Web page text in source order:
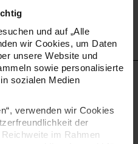
und auf „Alle
wir Cookies, um Daten
unsere Website und
sowie personalisierte
sozialen Medien
verwenden wir Cookies
der
im Rahmen
Alpaca Luxury ist eine
Alpakawolle, die für